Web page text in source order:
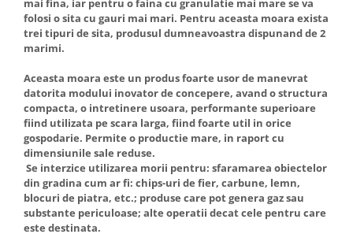
folosi o sita cu gauri mai mari. Pentru aceasta moara exista
trei tipuri de sita, produsul dumneavoastra dispunand de 2
marimi.
Aceasta moara este un produs foarte usor de manevrat
datorita modului inovator de concepere, avand o structura
compacta, o intretinere usoara, performante superioare
fiind utilizata pe scara larga, fiind foarte util in orice
gospodarie. Permite o productie mare, in raport cu
dimensiunile sale reduse.
Se interzice utilizarea morii pentru: sfaramarea obiectelor
din gradina cum ar fi: chips-uri de fier, carbune, lemn,
blocuri de piatra, etc.; produse care pot genera gaz sau
substante periculoase; alte operatii decat cele pentru care
este destinata.